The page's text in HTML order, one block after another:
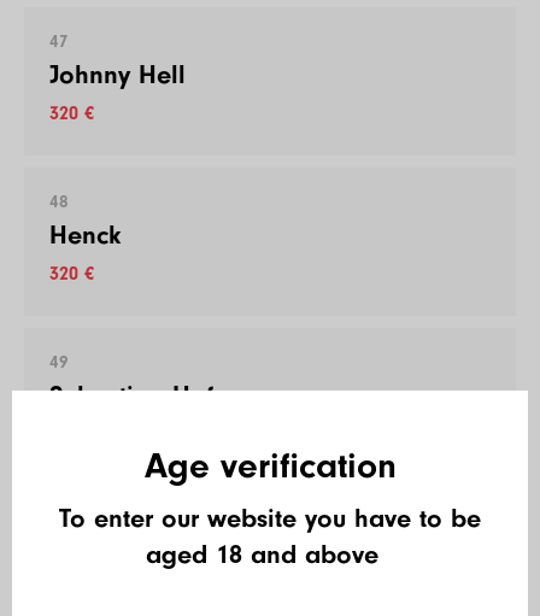
47
Johnny Hell
320 €
48
Henck
320 €
49
Sebastian Hofer
50
Hakunamatata
Age verification
To enter our website you have to be
aged 18 and above